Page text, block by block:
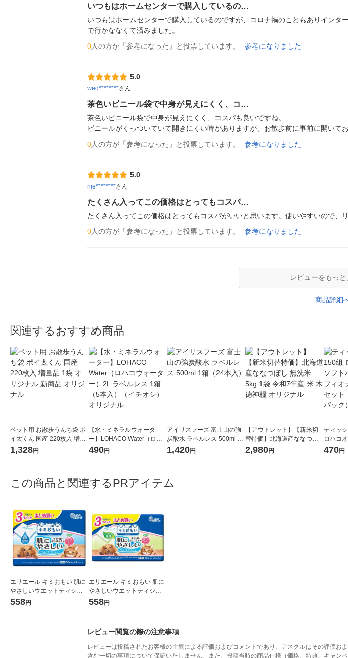
いつもはホームセンターで購入しているの…
いつもはホームセンターで購入しているのですが、コロナ禍のこともありイン
で行かななくて済みました。
0人の方が「参考になった」と投票しています。 参考になりました
5.0
wed********さん
茶色いビニール袋で中身が見えにくく、コ…
茶色いビニール袋で中身が見えにくく、コスパも良いですね。
ビニールがくっついていて開きにくい時がありますが、お散歩前に事前に開いて
0人の方が「参考になった」と投票しています。 参考になりました
5.0
nie********さん
たくさん入ってこの価格はとってもコスパ…
たくさん入ってこの価格はとってもコスパがいいと思います。使いやすいので、
0人の方が「参考になった」と投票しています。 参考になりました
レビューをもっと
商品詳細
関連するおすすめ商品
ペット用 お散歩うんち袋 ポ
イ太くん 国産 220枚入 増量
品 1袋 オリジナル 新商品 オ
1,328円
【水・ミネラルウォータ
ー】LOHACO Water（ロハ
コウォーター）2L ラベルレ
490円
アイリスフーズ 富士山の強
炭酸水 ラベルレス 500ml 1
箱（24本入）
1,420円
【アウトレット】【新米切
替特価】北海道産ななつぼ
し 無洗米 5kg 1袋 令和7年産
2,980円
ティッ
ロハコ
ックテ
470円
この商品と関連するPRアイテム
エリエール キミおもい 肌に
やさしいウエットティシュ
ー 純水99％（70枚入×3個）
558円
エリエール キミおもい 肌に
やさしいウエットティシュ
ー ノンアルコール除菌（60
558円
レビュー閲覧の際の注意事項
レビューは投稿されたお客様の主観による評価およびコメントであり、アスクルはその評価
含む一切の事項について保証いたしません。また、投稿当時の商品仕様（価格、特典、キャ